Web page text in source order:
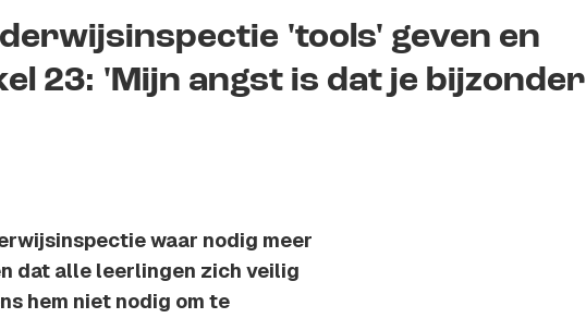
'tools' geven en
23: 'Mijn angst is dat je bijzonder
waar nodig meer
dat alle leerlingen zich veilig
hem niet nodig om te